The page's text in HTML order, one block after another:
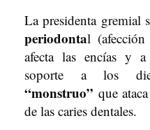
La presidenta gremial
periodontal
afecta las encías y
soporte a los
“monstruo” que
de las caries dentales.